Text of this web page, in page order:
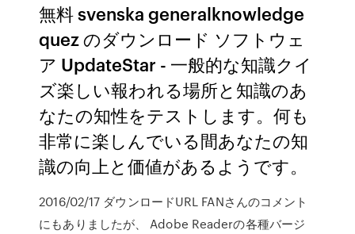
無料 svenska generalknowledge
quez のダウンロード ソフトウェ
ア UpdateStar - 一般的な知識クイ
ズ楽しい報われる場所と知識のあ
なたの知性をテストします。何も
非常に楽しんでいる間あなたの知
識の向上と価値があるようです。
2016/02/17 ダウンロードURL FANさんのコメント
にもありましたが、 Adobe Readerの各種バージ